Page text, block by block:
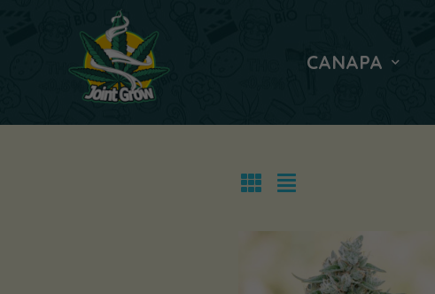
CANAPA